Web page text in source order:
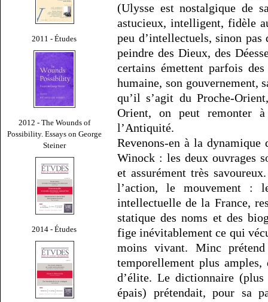
2011 - Études
2012 - The Wounds of
Possibility. Essays on George
Steiner
2014 - Études
(Ulysse est nostalgique de
astucieux, intelligent, fidèle
peu d’intellectuels, sinon
peindre des Dieux, des
certains émettent parfois
humaine, son gouvernement,
qu’il s’agit du Proche-
Orient, on peut remonter
l’Antiquité.
Revenons-en à la
Winock : les deux ouvrages
et assurément très
l’action, le mouvement :
intellectuelle de la France,
statique des noms et des
fige inévitablement ce qui
moins vivant. Minc
temporellement plus
d’élite. Le dictionnaire
épais) prétendait, pour sa